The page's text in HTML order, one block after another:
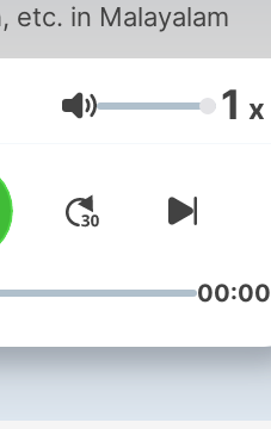
etc. in Malayalam
Volume 1 x
00:00